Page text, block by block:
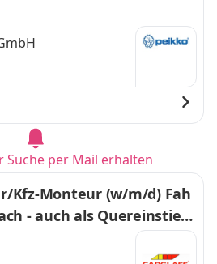
Suche per Mail erhalten
Kfz-Monteur (w/m/d) Fah
- auch als Quereinstieg